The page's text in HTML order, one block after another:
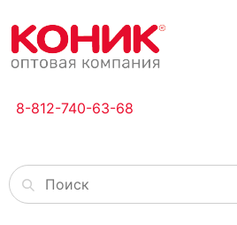
8-812-740-63-68